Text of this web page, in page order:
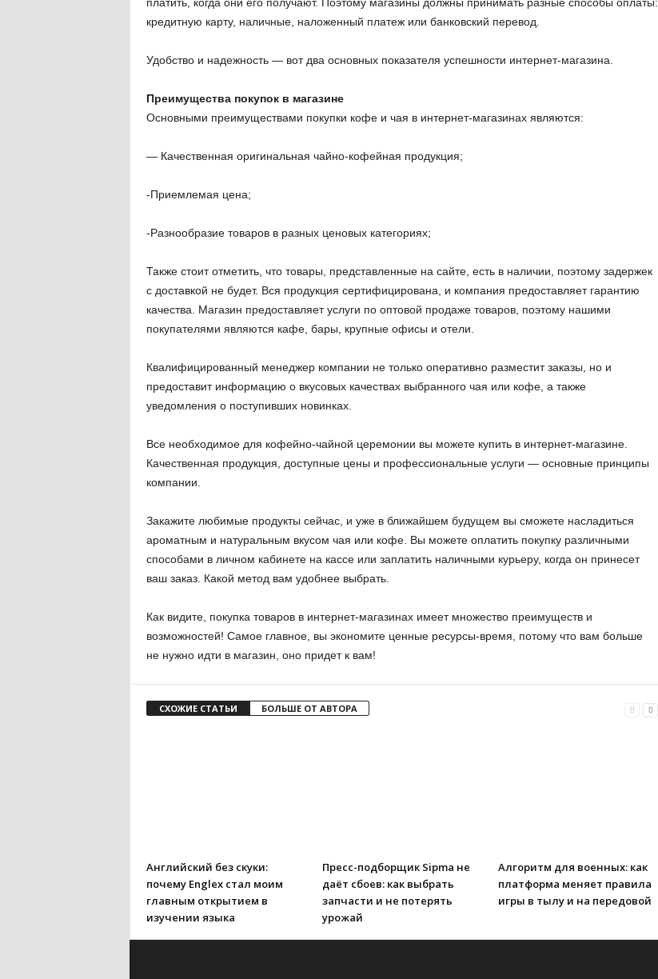
кредитную карту, наличные, наложенный платеж или банковский перевод.
Удобство и надежность — вот два основных показателя успешности интернет-магазина.
Преимущества покупок в магазине
Основными преимуществами покупки кофе и чая в интернет-магазинах являются:
— Качественная оригинальная чайно-кофейная продукция;
-Приемлемая цена;
-Разнообразие товаров в разных ценовых категориях;
Также стоит отметить, что товары, представленные на сайте, есть в наличии, поэтому задержек
с доставкой не будет. Вся продукция сертифицирована, и компания предоставляет гарантию
качества. Магазин предоставляет услуги по оптовой продаже товаров, поэтому нашими
покупателями являются кафе, бары, крупные офисы и отели.
Квалифицированный менеджер компании не только оперативно разместит заказы, но и
предоставит информацию о вкусовых качествах выбранного чая или кофе, а также
уведомления о поступивших новинках.
Все необходимое для кофейно-чайной церемонии вы можете купить в интернет-магазине.
Качественная продукция, доступные цены и профессиональные услуги — основные принципы
компании.
Закажите любимые продукты сейчас, и уже в ближайшем будущем вы сможете насладиться
ароматным и натуральным вкусом чая или кофе. Вы можете оплатить покупку различными
способами в личном кабинете на кассе или заплатить наличными курьеру, когда он принесет
ваш заказ. Какой метод вам удобнее выбрать.
Как видите, покупка товаров в интернет-магазинах имеет множество преимуществ и
возможностей! Самое главное, вы экономите ценные ресурсы-время, потому что вам больше
не нужно идти в магазин, оно придет к вам!
СХОЖИЕ СТАТЬИ БОЛЬШЕ ОТ АВТОРА
Английский без скуки:
почему Englex стал моим
главным открытием в
изучении языка
Пресс-подборщик Sipma не
даёт сбоев: как выбрать
запчасти и не потерять
урожай
Алгоритм для военных: как
платформа меняет правила
игры в тылу и на передовой